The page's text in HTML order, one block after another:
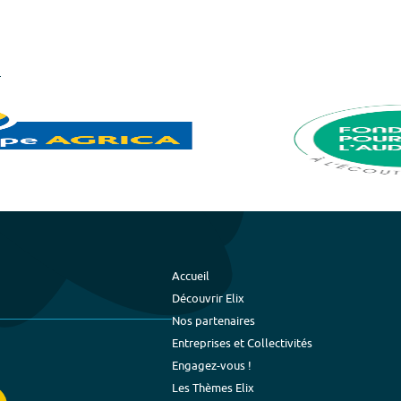
Accueil
Découvrir Elix
Nos partenaires
Entreprises et Collectivités
Engagez-vous !
Les Thèmes Elix